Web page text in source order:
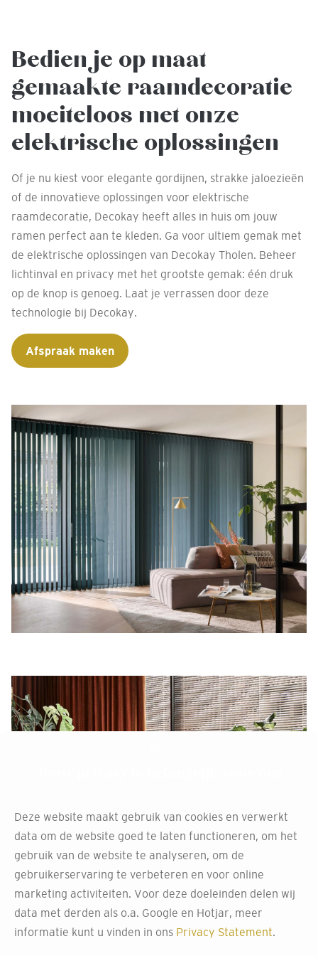
Bedien je op maat
gemaakte raamdecoratie
moeiteloos met onze
elektrische oplossingen
Of je nu kiest voor elegante gordijnen, strakke jaloezieën
of de innovatieve oplossingen voor elektrische
raamdecoratie, Decokay heeft alles in huis om jouw
ramen perfect aan te kleden. Ga voor ultiem gemak met
de elektrische oplossingen van Decokay Tholen. Beheer
lichtinval en privacy met het grootste gemak: één druk
op de knop is genoeg. Laat je verrassen door deze
technologie bij Decokay.
Afspraak maken
Raamdecoratie van ons
huismerk TINTZ
Deze website maakt gebruik van cookies en verwerkt
data om de website goed te laten functioneren, om het
gebruik van de website te analyseren, om de
gebruikerservaring te verbeteren en voor online
marketing activiteiten. Voor deze doeleinden delen wij
data met derden als o.a. Google en Hotjar, meer
informatie kunt u vinden in ons Privacy Statement.